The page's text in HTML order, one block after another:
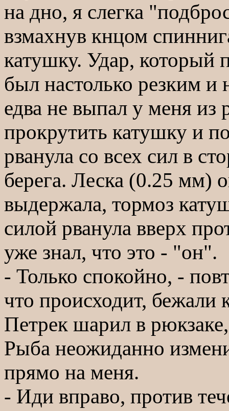
на дно, я слегка
взмахнув кнцом
катушку. Удар, который
был настолько резким
едва не выпал у меня из
прокрутить катушку и
рванула со всех сил в
берега. Леска (0.25 мм)
выдержала, тормоз
силой рванула вверх
уже знал, что это - "он".
- Только спокойно, -
что происходит, бежали
Петрек шарил в
Рыба неожиданно
прямо на меня.
- Иди вправо, против